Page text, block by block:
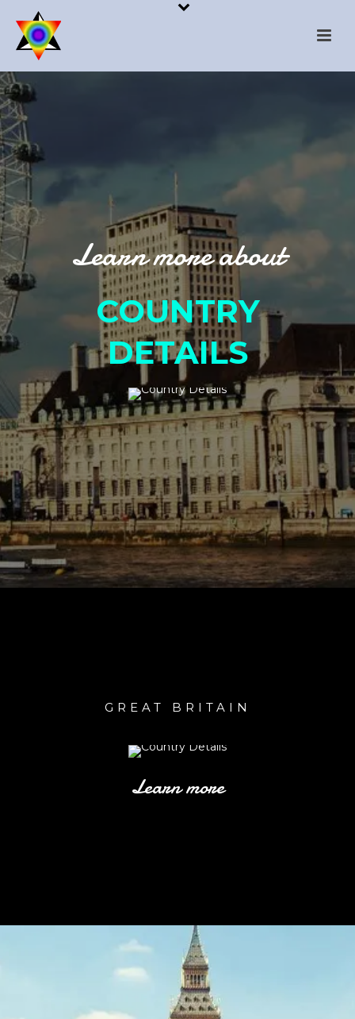
Learn more about
COUNTRY
DETAILS
GREAT BRITAIN
Learn more